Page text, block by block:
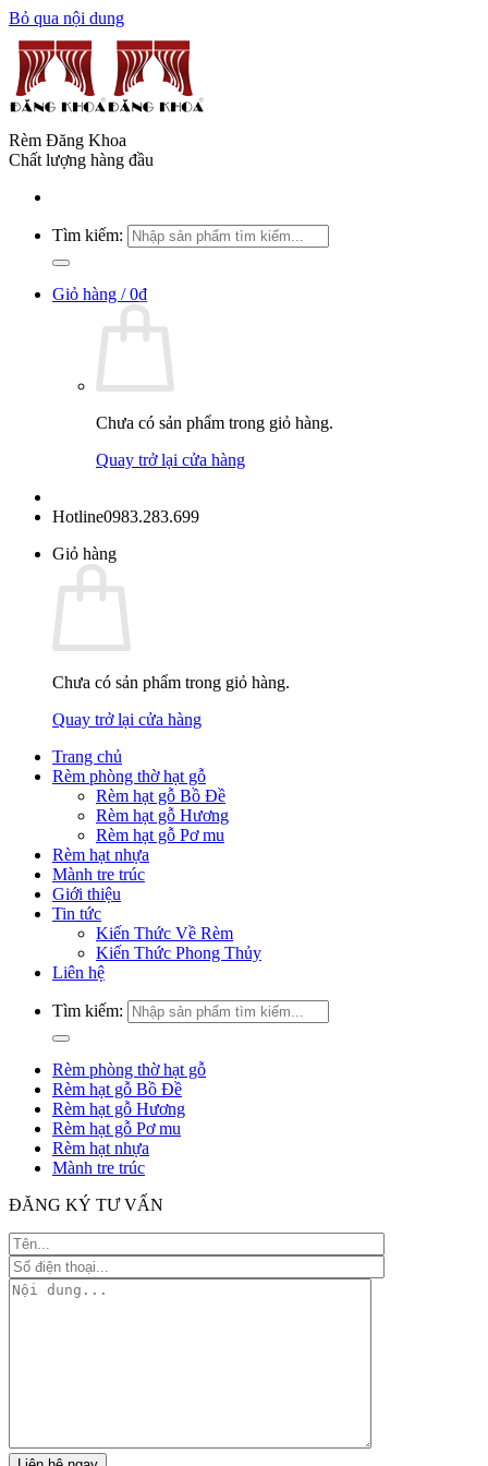
Bỏ qua nội dung
Rèm Đăng Khoa
Chất lượng hàng đầu
Tìm kiếm:
Giỏ hàng /0₫
Chưa có sản phẩm trong giỏ hàng.
Quay trở lại cửa hàng
Hotline0983.283.699
Giỏ hàng
Chưa có sản phẩm trong giỏ hàng.
Quay trở lại cửa hàng
Trang chủ
Rèm phòng thờ hạt gỗ
Rèm hạt gỗ Bồ Đề
Rèm hạt gỗ Hương
Rèm hạt gỗ Pơ mu
Rèm hạt nhựa
Mành tre trúc
Giới thiệu
Tin tức
Kiến Thức Về Rèm
Kiến Thức Phong Thủy
Liên hệ
Tìm kiếm:
Rèm phòng thờ hạt gỗ
Rèm hạt gỗ Bồ Đề
Rèm hạt gỗ Hương
Rèm hạt gỗ Pơ mu
Rèm hạt nhựa
Mành tre trúc
ĐĂNG KÝ TƯ VẤN